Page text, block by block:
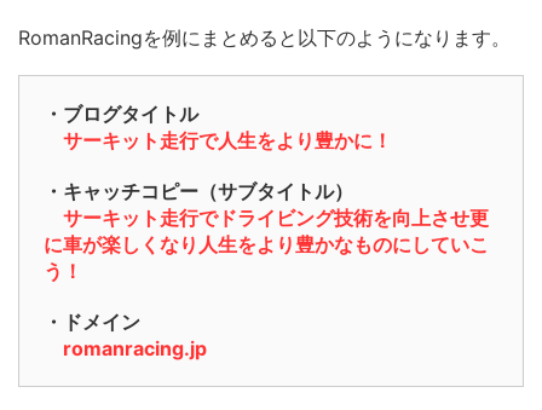
RomanRacingを例にまとめると以下のようになります。
・ブログタイトル
サーキット走行で人生をより豊かに！
・キャッチコピー（サブタイトル）
サーキット走行でドライビング技術を向上させ更
に車が楽しくなり人生をより豊かなものにしていこ
う！
・ドメイン
romanracing.jp